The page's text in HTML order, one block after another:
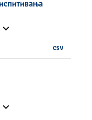
надлежним за
систематске
средстава и
узорака ћелија,
csv